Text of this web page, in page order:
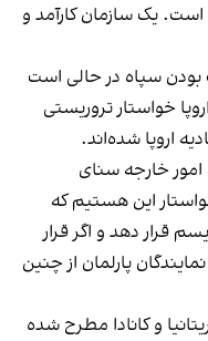
یک سازمان کارآمد و
بودن سپاه در حالی است
خواستار تروریستی
اروپا شده‌اند.
امور خارجه سنای
این هستیم که
قرار دهد و اگر قرار
پارلمان از چنین
و کانادا مطرح شده